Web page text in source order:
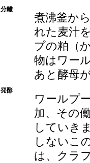
分離
煮沸釜か
れた麦汁
プの粕（
物はワー
あと酵母
発酵
ワールプ
加、その
していき
しないこ
は、クラ